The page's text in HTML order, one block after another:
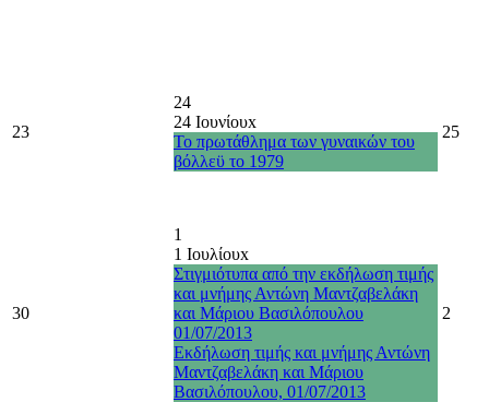
23
24
24 Ιουνίουx
Το πρωτάθλημα των γυναικών του
βόλλεϋ το 1979
25
30
1
1 Ιουλίουx
Στιγμιότυπα από την εκδήλωση τιμής
και μνήμης Αντώνη Μαντζαβελάκη
και Μάριου Βασιλόπουλου
01/07/2013
Εκδήλωση τιμής και μνήμης Αντώνη
Μαντζαβελάκη και Μάριου
Βασιλόπουλου, 01/07/2013
2